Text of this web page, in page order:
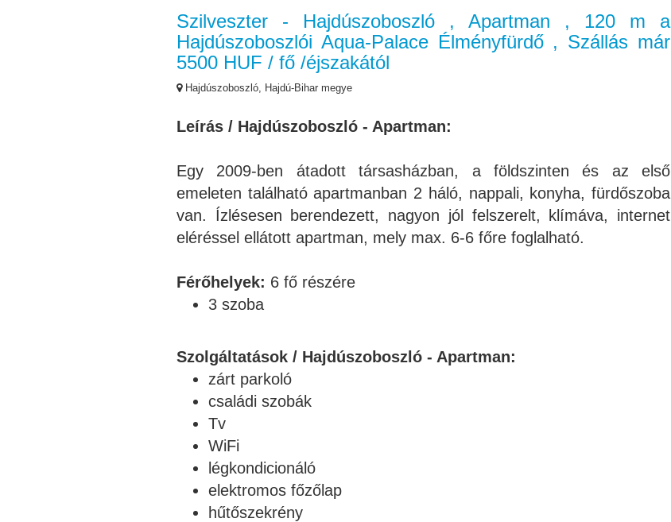
Szilveszter - Hajdúszoboszló , Apartman , 120 m a
Hajdúszoboszlói Aqua-Palace Élményfürdő , Szállás már
5500 HUF / fő /éjszakától
Hajdúszoboszló, Hajdú-Bihar megye
Leírás / Hajdúszoboszló - Apartman:
Egy 2009-ben átadott társasházban, a földszinten és az első
emeleten található apartmanban 2 háló, nappali, konyha, fürdőszoba
van. Ízlésesen berendezett, nagyon jól felszerelt, klímáva, internet
eléréssel ellátott apartman, mely max. 6-6 főre foglalható.
Férőhelyek: 6 fő részére
3 szoba
Szolgáltatások / Hajdúszoboszló - Apartman:
zárt parkoló
családi szobák
Tv
WiFi
légkondicionáló
elektromos főzőlap
hűtőszekrény